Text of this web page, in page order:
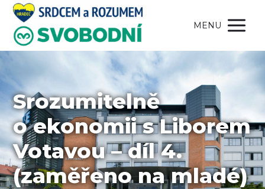
MENU
Srozumitelně
o ekonomii s Liborem
Votavou – díl 4.
(zaměřeno na mladé)